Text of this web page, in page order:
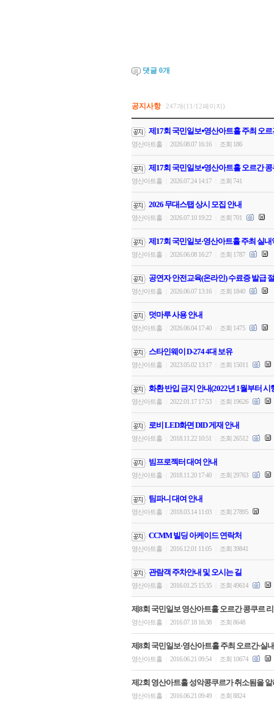
댓글 0개
공지사항 247개(11/12페이지)
제17회 국민일보⦁영산아트홀 주최 오
영산아트홀 2026.08.07 16:16 조회 186
제17회 국민일보⦁영산아트홀 오르간
영산아트홀 2026.07.24 14:17 조회 741
2026 무대스탭 상시 모집 안내
영산아트홀 2026.07.10 19:22 조회 701
제17회 국민일보·영산아트홀 주최 실
영산아트홀 2026.06.08 16:27 조회 1787
공연자 안전교육(온라인) 수료증 발급
영산아트홀 2026.06.07 13:16 조회 1840
덧마루 사용 안내
영산아트홀 2026.06.04 17:40 조회 1475
스타인웨이 D-274 4대 보유
영산아트홀 2023.05.02 13:17 조회 15011
화환 반입 금지 안내(2022년 1월부터 시
영산아트홀 2022.01.17 17:53 조회 19626
로비 LED화면 DID 게재 안내
영산아트홀 2018.11.22 10:51 조회 26512
빔프로젝터 대여 안내
영산아트홀 2018.11.20 17:40 조회 29763
팀파니 대여 안내
영산아트홀 2018.03.14 11:03 조회 27895
CCMM 빌딩 아케이드 연락처
영산아트홀 2016.12.01 11:05 조회 39841
관람객 주차안내 및 오시는 길
영산아트홀 2016.01.25 15:35 조회 49614
제8회 국민일보 영산아트홀 오르간 콩쿠르
영산아트홀 2016.07.18 16:38 조회 8648
제8회 국민일보·영산아트홀 주최 오르간·실
영산아트홀 2016.06.21 09:54 조회 10674
제2회 영산아트홀 성악콩쿠르가 취소됨을 알
영산아트홀 2016.06.21 09:49 조회 8824